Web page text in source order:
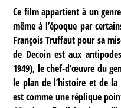
Ce film appartient à un
même à l’époque par
François Truffaut pour sa
de Decoin est aux
1949), le chef-d’œuvre du
le plan de l’histoire et de
est comme une réplique